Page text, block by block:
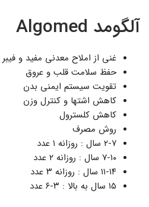
آلگومد Algomed
غنی از املاح معدنی مفید و فیبر
حفظ سلامت قلب و عروق
تقویت سیستم ایمنی بدن
کاهش اشتها و کنترل وزن
کاهش کلسترول
روش مصرف
۲-۷ سال : روزانه ۱ عدد
۷-۱۰ سال : روزانه ۲ عدد
۱۱-۱۴ سال : روزانه ۳ عدد
۱۵ سال به بالا : ۳-۶ عدد